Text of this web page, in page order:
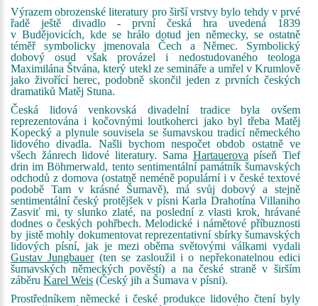
Výrazem obrozenské literatury pro širší vrstvy bylo tehdy v prvé
řadě ještě divadlo - první česká hra uvedená 1839
v Budějovicích, kde se hrálo dotud jen německy, se ostatně
téměř symbolicky jmenovala Čech a Němec. Symbolický
dobový osud však provázel i nedostudovaného teologa
Maximilána Štvána, který utekl ze semináře a umřel v Krumlově
jako živořící herec, podobně skončil jeden z prvních českých
dramatiků Matěj Stuna.
Česká lidová venkovská divadelní tradice byla ovšem
reprezentována i kočovnými loutkoherci jako byl třeba Matěj
Kopecký a plynule souvisela se šumavskou tradicí německého
lidového divadla. Našli bychom nespočet obdob ostatně ve
všech žánrech lidové literatury. Sama Hartauerova píseň Tief
drin im Böhmerwald, tento sentimentální památník šumavských
odchodů z domova (ostatně neméně populární i v české textové
podobě Tam v krásné Šumavě), má svůj dobový a stejně
sentimentální český protějšek v písni Karla Drahotína Villaniho
Zasviť mi, ty slunko zlaté, na poslední z vlasti krok, hrávané
dodnes o českých pohřbech. Melodické i námětové příbuznosti
by jistě mohly dokumentovat reprezentativní sbírky šumavských
lidových písní, jak je mezi oběma světovými válkami vydali
Gustav Jungbauer(ten se zasloužil i o nepřekonatelnou edici
šumavských německých pověstí) a na české straně v širším
záběru Karel Weis (Český jih a Šumava v písni).
Prostředníkem německé i české produkce lidového čtení byly